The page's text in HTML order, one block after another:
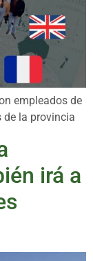
empleados de
de la provincia
irá a